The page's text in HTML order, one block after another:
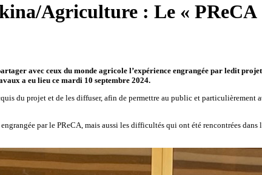
Agriculture : Le « PReCA
avec ceux du monde agricole l’expérience engrangée par ledit
a eu lieu ce mardi 10 septembre 2024.
du projet et de les diffuser, afin de permettre au public et
par le PReCA, mais aussi les difficultés qui ont été rencontrées